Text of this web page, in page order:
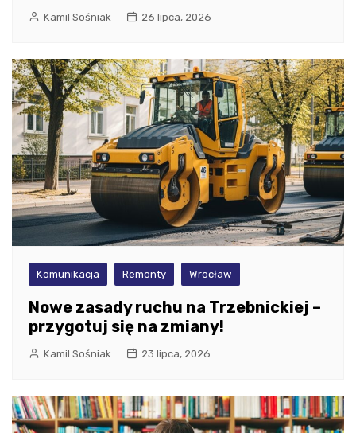
Kamil Sośniak 26 lipca, 2026
Komunikacja Remonty Wrocław
Nowe zasady ruchu na Trzebnickiej –
przygotuj się na zmiany!
Kamil Sośniak 23 lipca, 2026